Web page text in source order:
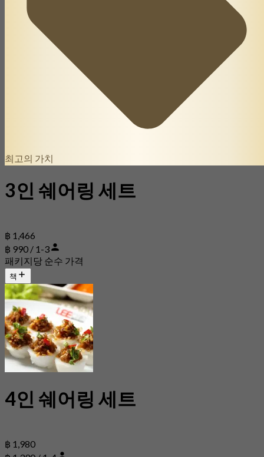
최고의 가치
3인 쉐어링 세트
฿ 1,466
฿ 990 / 1-3
패키지당 순수 가격
책
4인 쉐어링 세트
฿ 1,980